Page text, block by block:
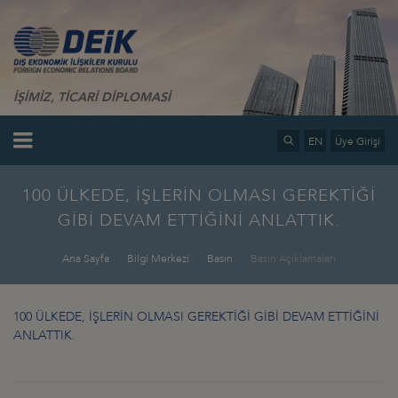
İŞİMİZ, TİCARİ DİPLOMASİ
EN Üye Girişi
100 ÜLKEDE, İŞLERİN OLMASI GEREKTİĞİ
GİBİ DEVAM ETTİĞİNİ ANLATTIK.
Ana Sayfa Bilgi Merkezi Basın Basın Açıklamaları
100 ÜLKEDE, İŞLERİN OLMASI GEREKTİĞİ GİBİ DEVAM ETTİĞİNİ
ANLATTIK.